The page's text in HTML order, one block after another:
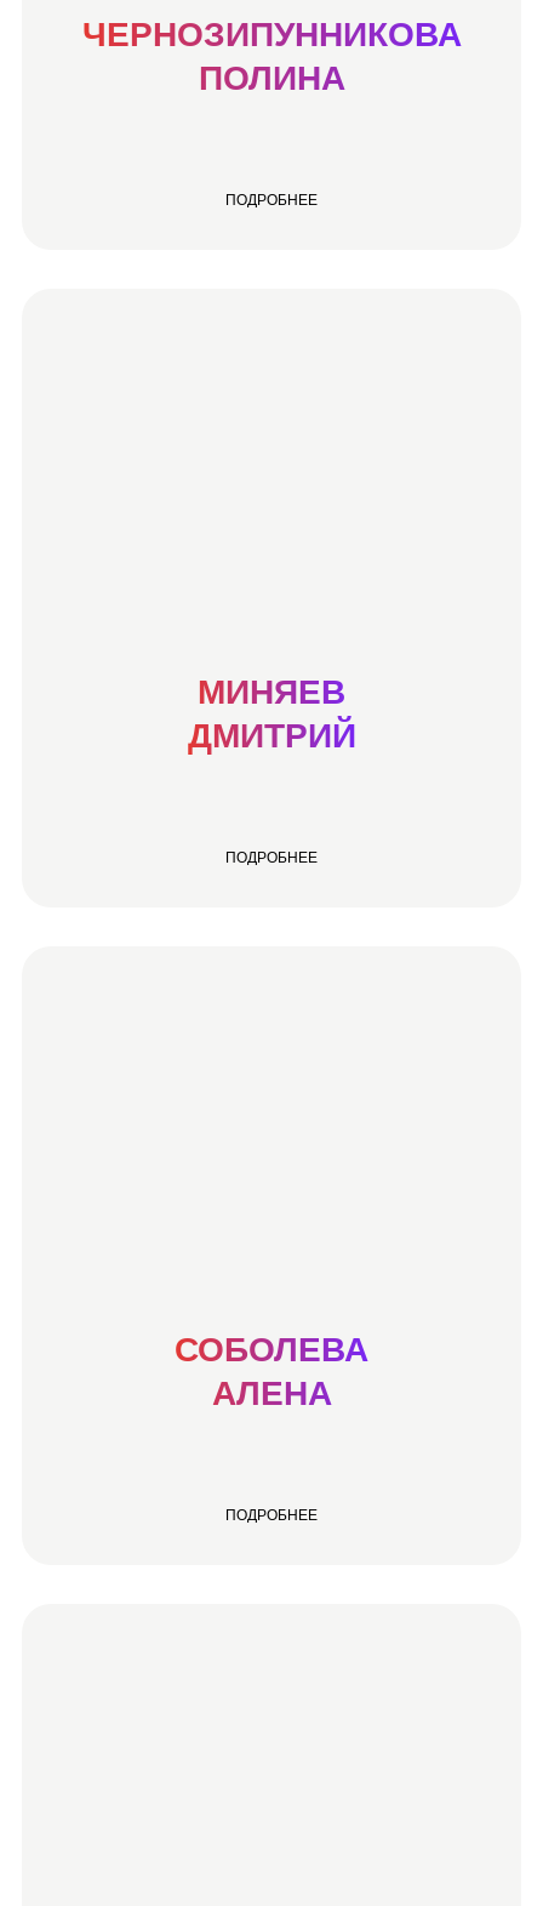
ЧЕРНОЗИПУННИКОВА
ПОЛИНА
ПОДРОБНЕЕ
МИНЯЕВ
ДМИТРИЙ
ПОДРОБНЕЕ
СОБОЛЕВА
АЛЕНА
ПОДРОБНЕЕ